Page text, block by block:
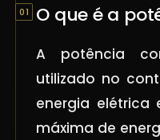
O que é a
A potência
utilizado no
energia elétrica
máxima de